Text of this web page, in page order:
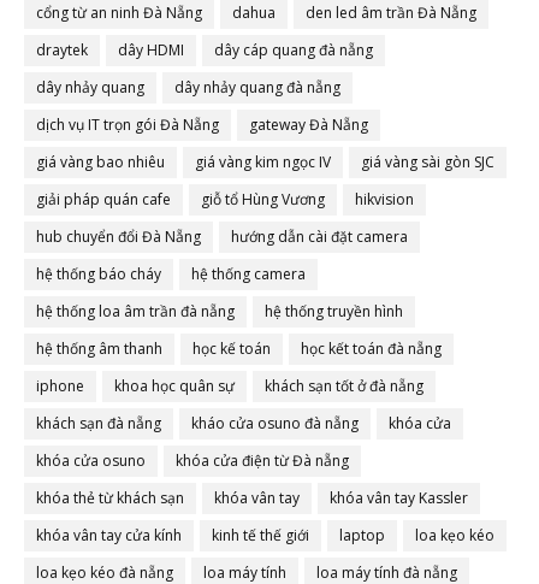
cổng từ an ninh Đà Nẵng
dahua
den led âm trần Đà Nẵng
draytek
dây HDMI
dây cáp quang đà nẵng
dây nhảy quang
dây nhảy quang đà nẵng
dịch vụ IT trọn gói Đà Nẵng
gateway Đà Nẵng
giá vàng bao nhiêu
giá vàng kim ngọc IV
giá vàng sài gòn SJC
giải pháp quán cafe
giỗ tổ Hùng Vương
hikvision
hub chuyển đổi Đà Nẵng
hướng dẫn cài đặt camera
hệ thống báo cháy
hệ thống camera
hệ thống loa âm trần đà nẵng
hệ thống truyền hình
hệ thống âm thanh
học kế toán
học kết toán đà nẵng
iphone
khoa học quân sự
khách sạn tốt ở đà nẵng
khách sạn đà nẵng
kháo cửa osuno đà nẵng
khóa cửa
khóa cửa osuno
khóa cửa điện từ Đà nẵng
khóa thẻ từ khách sạn
khóa vân tay
khóa vân tay Kassler
khóa vân tay cửa kính
kinh tế thế giới laptop
loa kẹo kéo
loa kẹo kéo đà nẵng
loa máy tính
loa máy tính đà nẵng